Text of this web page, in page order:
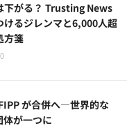
下がる？ Trusting News
けるジレンマと6,000人超
方箋
が合併へ―世界的な
体が一つに